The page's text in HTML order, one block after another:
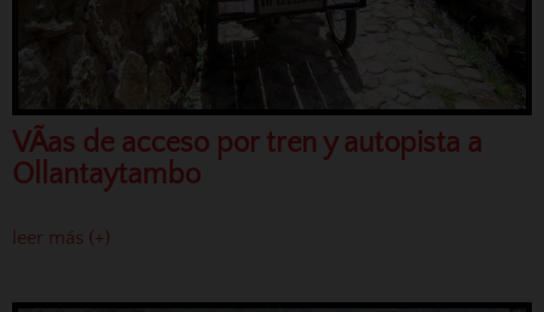
VÃ­as de acceso por tren y autopista a
Ollantaytambo
leer más (+)